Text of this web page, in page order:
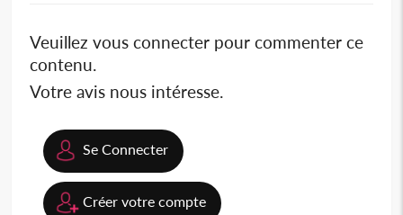
Veuillez vous connecter pour commenter ce
contenu.
Votre avis nous intéresse.
Se Connecter
Créer votre compte